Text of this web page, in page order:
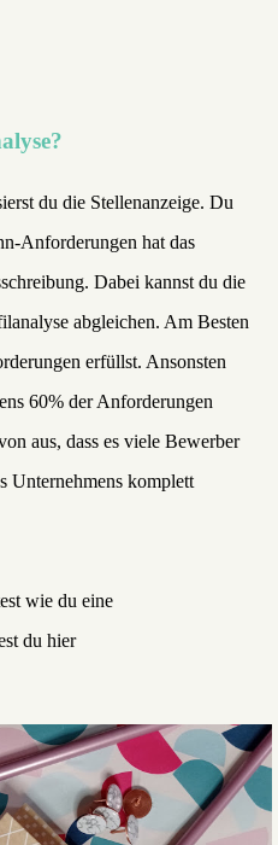
du die Stellenanzeige. Du
Anforderungen hat das
Dabei kannst du die
abgleichen. Am Besten
erfüllst. Ansonsten
60% der Anforderungen
aus, dass es viele Bewerber
Unternehmens komplett
wie du eine
du hier